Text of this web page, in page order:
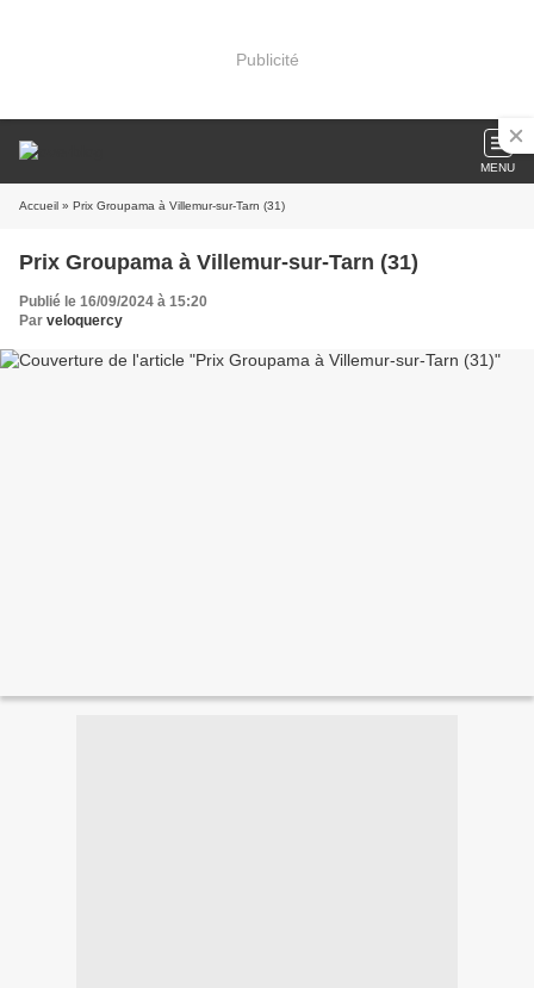
Publicité
MENU
Accueil » Prix Groupama à Villemur-sur-Tarn (31)
Prix Groupama à Villemur-sur-Tarn (31)
Publié le 16/09/2024 à 15:20
Par veloquercy